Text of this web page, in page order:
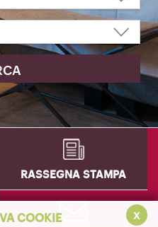
x
COOKIE
RASSEGNA STAMPA